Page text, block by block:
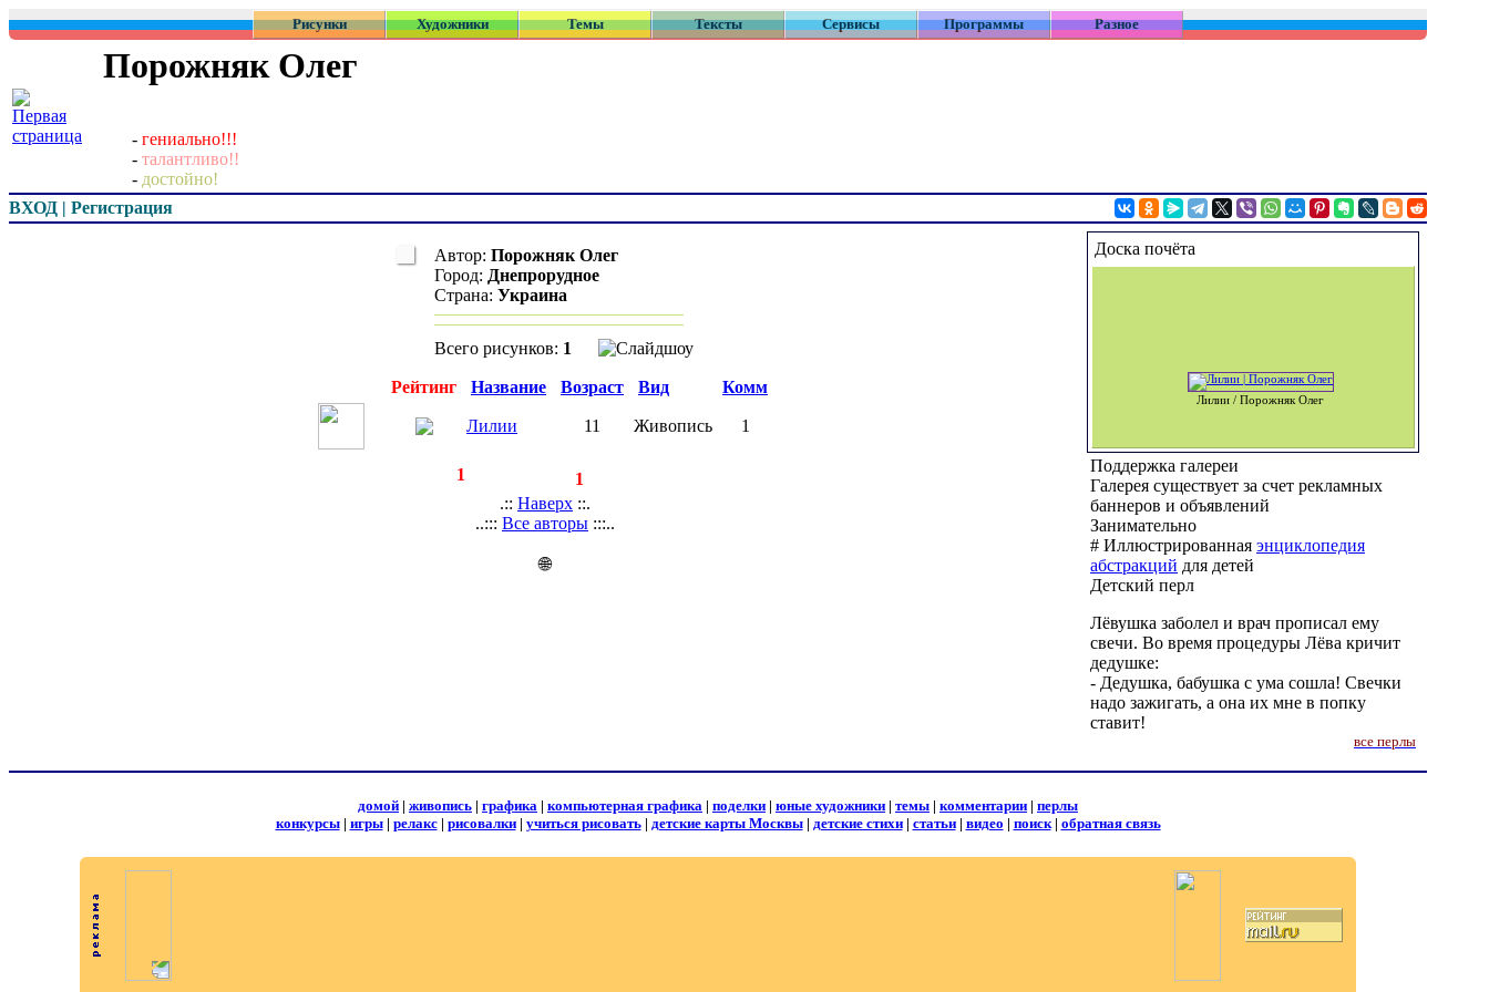
Рисунки Художники Темы Тексты Сервисы Программы Разное
Порожняк Олег
- гениально!!!
- талантливо!!
- достойно!
ВХОД | Регистрация
Автор: Порожняк Олег
Город: Днепрорудное
Страна: Украина
Всего рисунков: 1
Рейтинг Название Возраст Вид Комм
Лилии 11 Живопись 1
1
1
.:: Наверх ::.
..::: Все авторы :::..
🌐
Доска почёта
Лилии / Порожняк Олег
Поддержка галереи
Галерея существует за счет рекламных
баннеров и объявлений
Занимательно
# Иллюстрированная энциклопедия
абстракций для детей
Детский перл
Лёвушка заболел и врач прописал ему
свечи. Во время процедуры Лёва кричит
дедушке:
- Дедушка, бабушка с ума сошла! Свечки
надо зажигать, а она их мне в попку
ставит!
все перлы
домой | живопись | графика | компьютерная графика | поделки | юные художники | темы | комментарии | перлы
конкурсы| игры| релакс| рисовалки| учиться рисовать| детские карты Москвы| детские стихи| статьи| видео | поиск| обратная связь